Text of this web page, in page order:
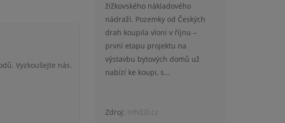
Vyzkoušejte nás.
žižkovského nákladového
nádraží. Pozemky od Českých
drah koupila vloni v říjnu –
první etapu projektu na
výstavbu bytových domů už
nabízí ke koupi, s...
Zdroj: IHNED.cz